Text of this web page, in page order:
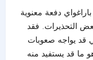
دفعة معنوية
التحذيرات. فقد
قد يواجه صعوبات
ما قد يستفيد منه